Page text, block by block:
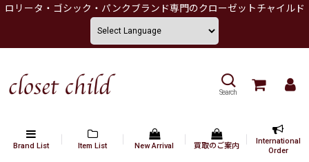
ロリータ・ゴシック・パンクブランド専門のクローゼットチャイルド
Search
Brand List Item List New Arrival 買取のご案内
International
Order